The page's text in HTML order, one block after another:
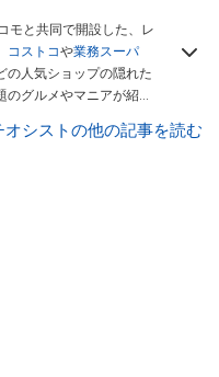
モと共同で開設した、レ
コストコや業務スーパ
の人気ショップの隠れた
グルメやマニアが紹介
しています。毎日トレン
オシストの他の記事を読む